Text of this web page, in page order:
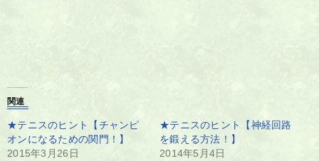
関連
★テニスのヒント【チャンピ
オンになるための関門！】
2015年3月26日
★テニスのヒント【神経回路
を鍛える方法！】
2014年5月4日